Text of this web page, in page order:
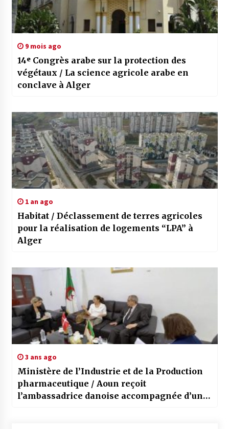
9 mois ago
14ᵉ Congrès arabe sur la protection des
végétaux / La science agricole arabe en
conclave à Alger
1 an ago
Habitat / Déclassement de terres agricoles
pour la réalisation de logements “LPA” à
Alger
3 ans ago
Ministère de l’Industrie et de la Production
pharmaceutique / Aoun reçoit
l’ambassadrice danoise accompagnée d’une